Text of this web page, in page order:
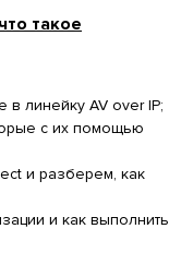
такое
линейку AV over IP;
с их помощью
и разберем, как
и как выполнить